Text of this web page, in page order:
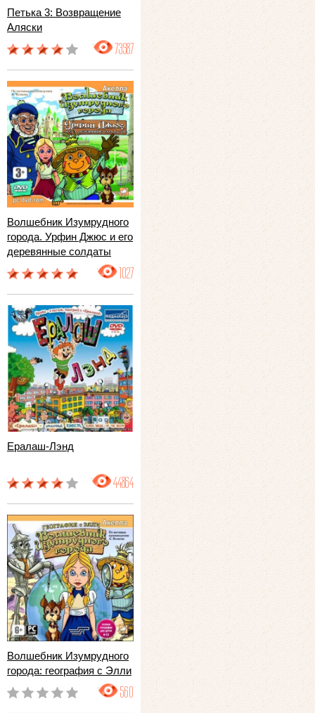
Петька 3: Возвращение
Аляски
73987
Волшебник Изумрудного
города. Урфин Джюс и его
деревянные солдаты
1027
Ералаш-Лэнд
44864
Волшебник Изумрудного
города: география с Элли
560